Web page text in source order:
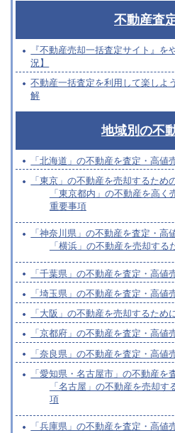
不動産査
『不動産売却一括査定サイト』
況】
不動産一括査定を利用して楽しよ
解
地域別の不
「北海道」の不動産を査定・高値
「東京」の不動産を売却するため
「東京都内」の不動産を高
重要事項
「神奈川県」の不動産を査定・高
「横浜」の不動産を売却す
「千葉県」の不動産を査定・高値
「埼玉県」の不動産を査定・高値
「大阪」の不動産を売却するため
「京都府」の不動産を査定・高値
「奈良県」の不動産を査定・高値
「愛知県・名古屋市」の不動産を
「名古屋」の不動産を売却
項
「兵庫県」の不動産を査定・高値